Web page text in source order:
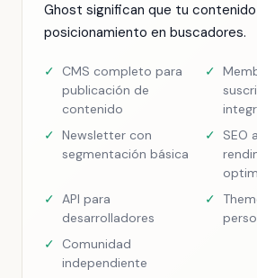
Ghost significan que tu
posicionamiento en buscadores.
✓
CMS completo para
publicación de
contenido
✓
✓ Newsletter con
segmentación básica
✓
SEO
✓ API para
desarrolladores
✓
✓
Comunidad
independiente